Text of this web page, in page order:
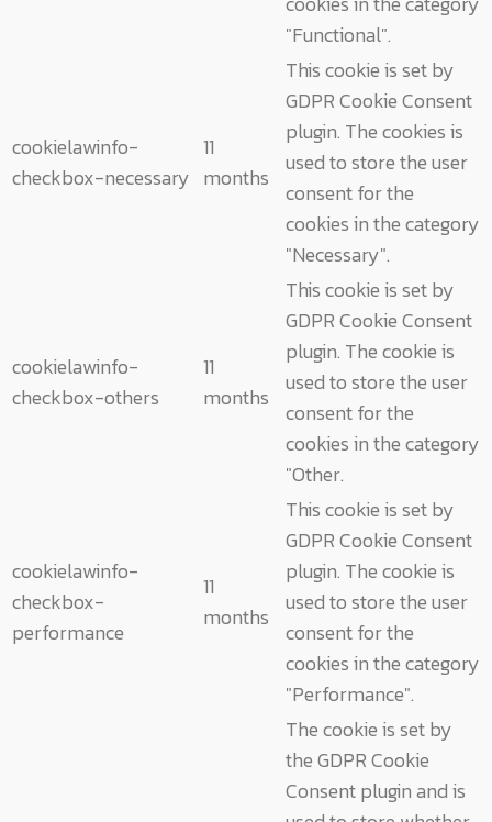
"Functional".
cookielawinfo-
checkbox-necessary
11
months
This cookie is set by
GDPR Cookie Consent
plugin. The cookies is
used to store the user
consent for the
cookies in the category
"Necessary".
cookielawinfo-
checkbox-others
11
months
This cookie is set by
GDPR Cookie Consent
plugin. The cookie is
used to store the user
consent for the
cookies in the category
"Other.
cookielawinfo-
checkbox-
performance
11
months
This cookie is set by
GDPR Cookie Consent
plugin. The cookie is
used to store the user
consent for the
cookies in the category
"Performance".
The cookie is set by
the GDPR Cookie
Consent plugin and is